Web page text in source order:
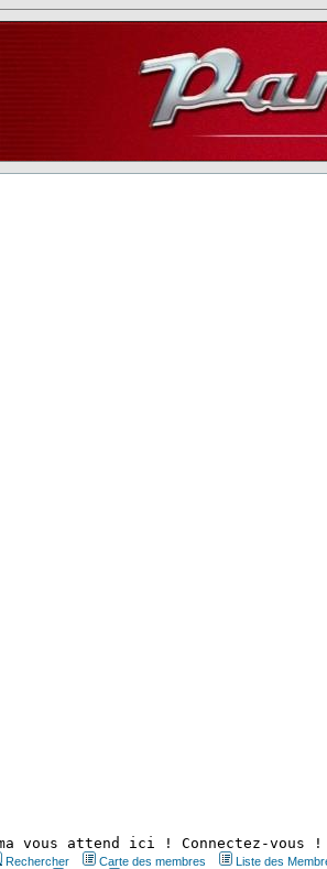
vous attend ici ! Connectez-vous !
Rechercher Carte des membres
Liste des